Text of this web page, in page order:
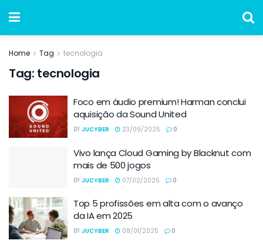
Home Tag tecnologia
Tag: tecnologia
Foco em áudio premium! Harman conclui
aquisição da Sound United
BY JUCYBER 23/09/2025 0
Vivo lança Cloud Gaming by Blacknut com
mais de 500 jogos
BY JUCYBER 07/02/2025 0
Top 5 profissões em alta com o avanço
da IA em 2025
BY JUCYBER 08/01/2025 0